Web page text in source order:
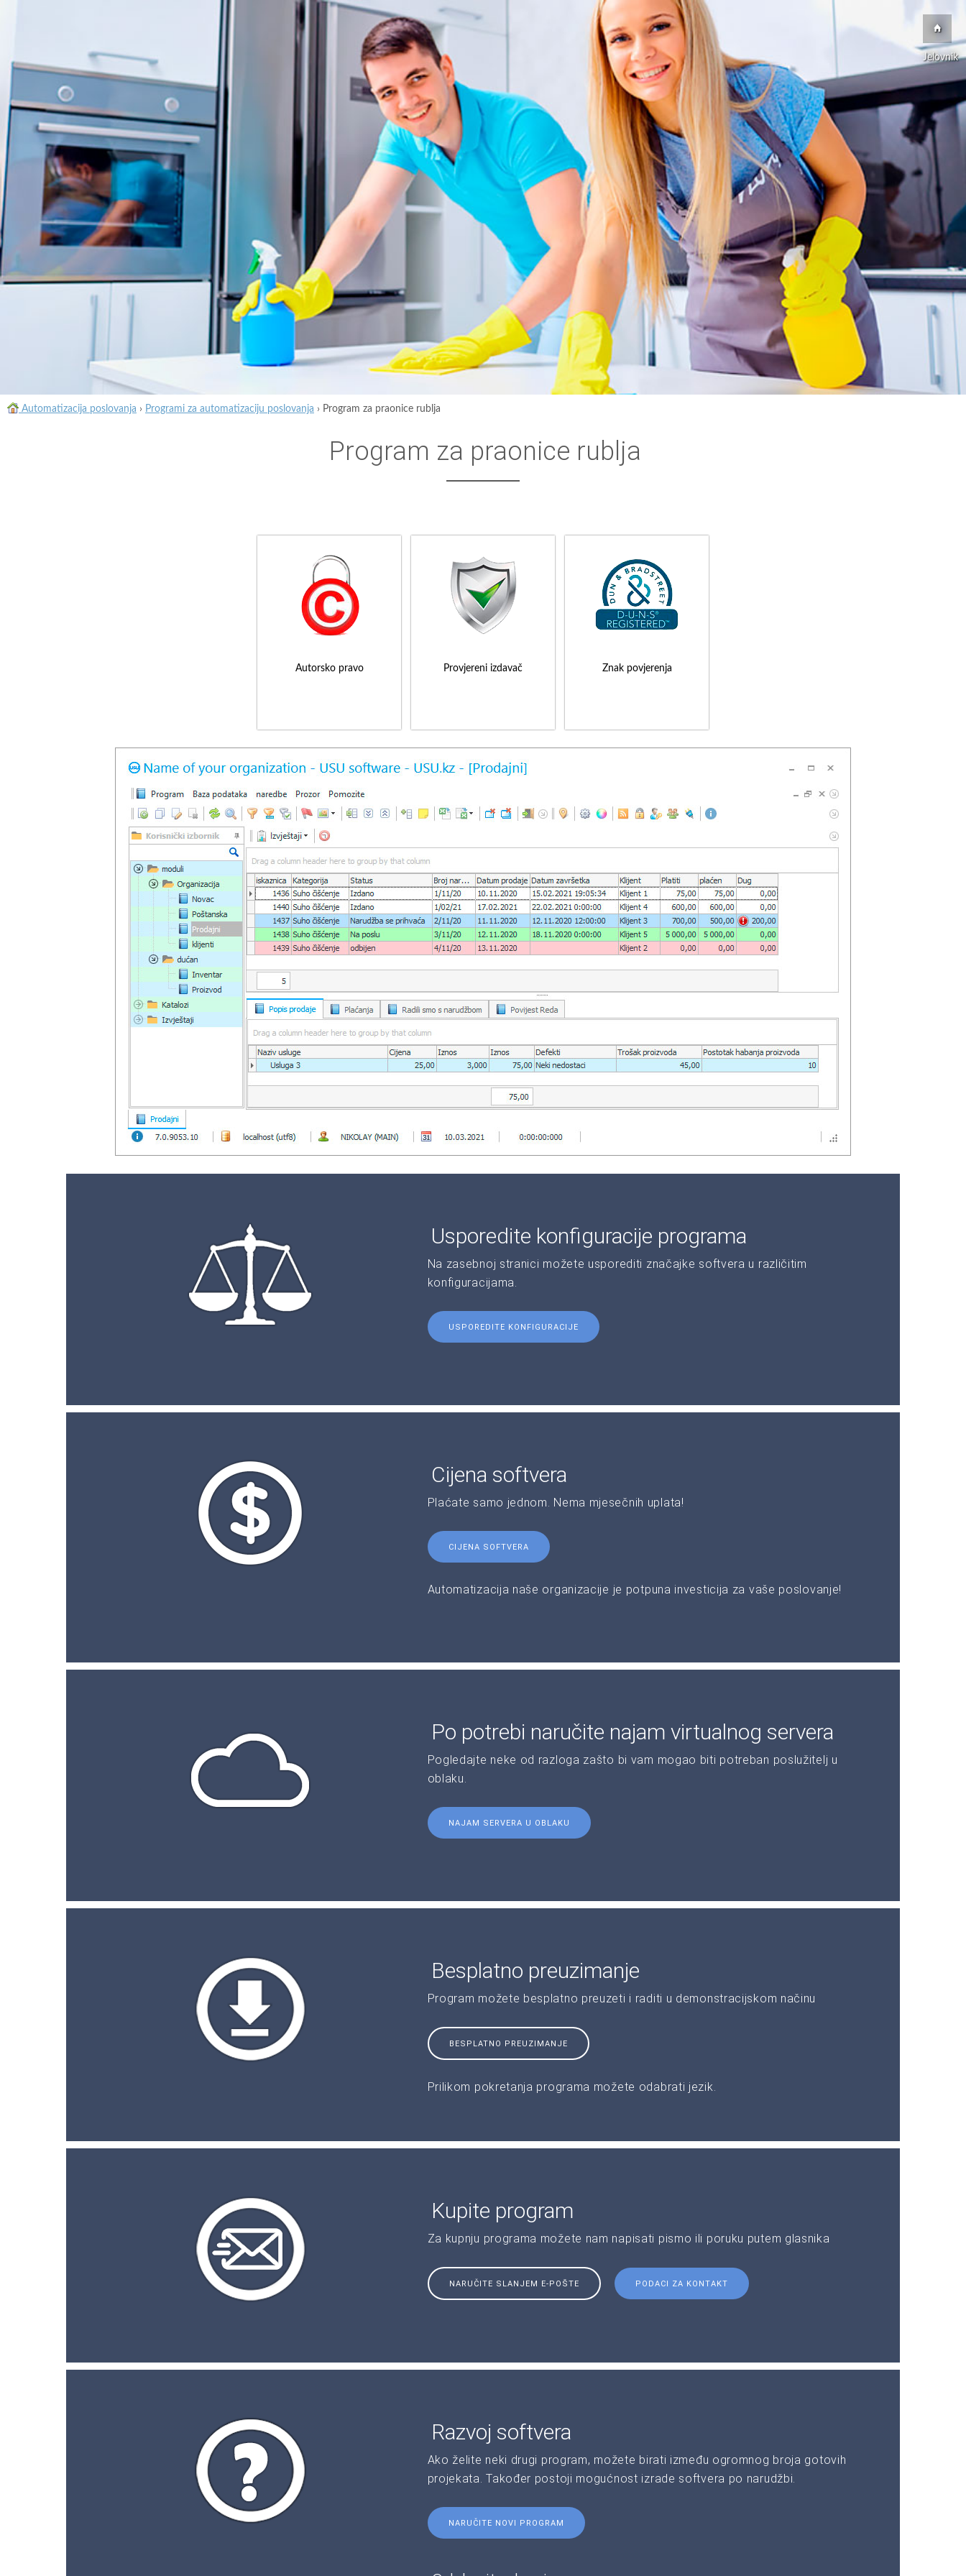
Jelovnik
Automatizacija poslovanja › Programi za automatizaciju poslovanja › Program za praonice rublja
Program za praonice rublja
Autorsko pravo Provjereni izdavač Znak povjerenja
Usporedite konfiguracije programa
Na zasebnoj stranici možete usporediti značajke softvera u različitim
konfiguracijama.
USPOREDITE KONFIGURACIJE
Cijena softvera
Plaćate samo jednom. Nema mjesečnih uplata!
CIJENA SOFTVERA
Automatizacija naše organizacije je potpuna investicija za vaše poslovanje!
Po potrebi naručite najam virtualnog servera
Pogledajte neke od razloga zašto bi vam mogao biti potreban poslužitelj u
oblaku.
NAJAM SERVERA U OBLAKU
Besplatno preuzimanje
Program možete besplatno preuzeti i raditi u demonstracijskom načinu
BESPLATNO PREUZIMANJE
Prilikom pokretanja programa možete odabrati jezik.
Kupite program
Za kupnju programa možete nam napisati pismo ili poruku putem glasnika
NARUČITE SLANJEM E-POŠTE PODACI ZA KONTAKT
Razvoj softvera
Ako želite neki drugi program, možete birati između ogromnog broja gotovih
projekata. Također postoji mogućnost izrade softvera po narudžbi.
NARUČITE NOVI PROGRAM